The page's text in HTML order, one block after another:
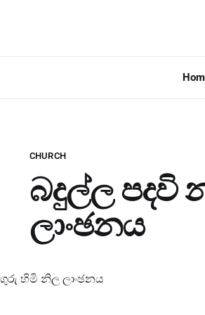
CHURCH
බදුල්ල පදවි
ලාංඡනය